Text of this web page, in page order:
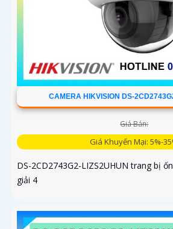
CAMERA HIKVISION DS-
Giá Bán:
Giá Khuyến Mại: 5%-
DS-2CD2743G2-LIZS2UHUN trang bị
giải 4